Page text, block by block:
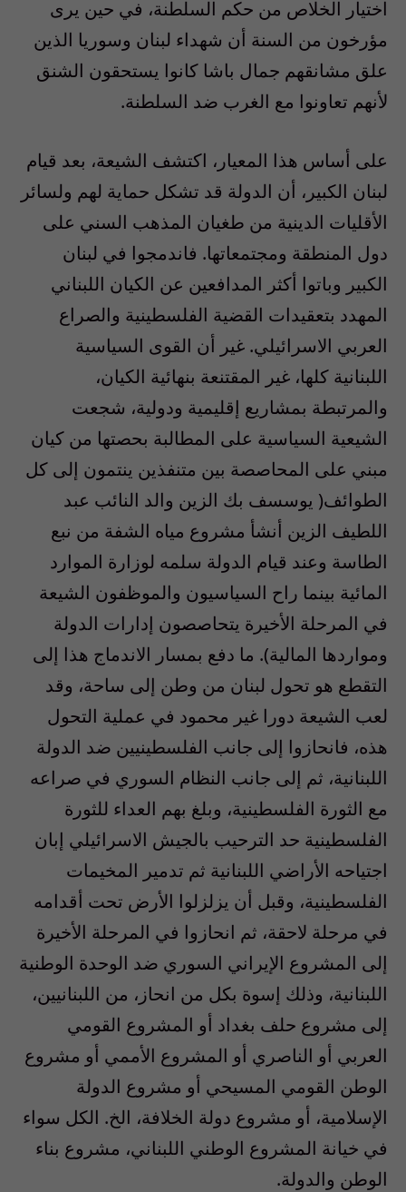
اختيار الخلاص من حكم السلطنة، في حين يرى
مؤرخون من السنة أن شهداء لبنان وسوريا الذين
علق مشانقهم جمال باشا كانوا يستحقون الشنق
لأنهم تعاونوا مع الغرب ضد السلطنة.
على أساس هذا المعيار، اكتشف الشيعة، بعد قيام
لبنان الكبير، أن الدولة قد تشكل حماية لهم ولسائر
الأقليات الدينية من طغيان المذهب السني على
دول المنطقة ومجتمعاتها. فاندمجوا في لبنان
الكبير وباتوا أكثر المدافعين عن الكيان اللبناني
المهدد بتعقيدات القضية الفلسطينية والصراع
العربي الاسرائيلي. غير أن القوى السياسية
اللبنانية كلها، غير المقتنعة بنهائية الكيان،
والمرتبطة بمشاريع إقليمية ودولية، شجعت
الشيعية السياسية على المطالبة بحصتها من كيان
مبني على المحاصصة بين متنفذين ينتمون إلى كل
الطوائف( يوسسف بك الزين والد النائب عبد
اللطيف الزين أنشأ مشروع مياه الشفة من نبع
الطاسة وعند قيام الدولة سلمه لوزارة الموارد
المائية بينما راح السياسيون والموظفون الشيعة
في المرحلة الأخيرة يتحاصصون إدارات الدولة
ومواردها المالية). ما دفع بمسار الاندماج هذا إلى
التقطع هو تحول لبنان من وطن إلى ساحة، وقد
لعب الشيعة دورا غير محمود في عملية التحول
هذه، فانحازوا إلى جانب الفلسطينيين ضد الدولة
اللبنانية، ثم إلى جانب النظام السوري في صراعه
مع الثورة الفلسطينية، وبلغ بهم العداء للثورة
الفلسطينية حد الترحيب بالجيش الاسرائيلي إبان
اجتياحه الأراضي اللبنانية ثم تدمير المخيمات
الفلسطينية، وقبل أن يزلزلوا الأرض تحت أقدامه
في مرحلة لاحقة، ثم انحازوا في المرحلة الأخيرة
إلى المشروع الإيراني السوري ضد الوحدة الوطنية
اللبنانية، وذلك إسوة بكل من انحاز، من اللبنانيين،
إلى مشروع حلف بغداد أو المشروع القومي
العربي أو الناصري أو المشروع الأممي أو مشروع
الوطن القومي المسيحي أو مشروع الدولة
الإسلامية، أو مشروع دولة الخلافة، الخ. الكل سواء
في خيانة المشروع الوطني اللبناني، مشروع بناء
الوطن والدولة.